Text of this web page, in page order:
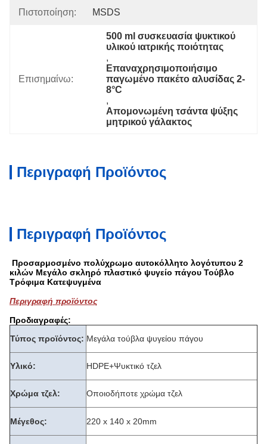
Πιστοποίηση: MSDS
Επισημαίνω:
500 ml συσκευασία ψυκτικού
υλικού ιατρικής ποιότητας
,
Επαναχρησιμοποιήσιμο
παγωμένο πακέτο αλυσίδας 2-
8°C
,
Απομονωμένη τσάντα ψύξης
μητρικού γάλακτος
Περιγραφή Προϊόντος
Περιγραφή Προϊόντος
Προσαρμοσμένο πολύχρωμο αυτοκόλλητο λογότυπου 2
κιλών Μεγάλο σκληρό πλαστικό ψυγείο πάγου Τούβλο
Τρόφιμα Κατεψυγμένα
Περιγραφή προϊόντος
Προδιαγραφές:
Τύπος προϊόντος: Μεγάλα τούβλα ψυγείου πάγου
Υλικό: HDPE+Ψυκτικό τζελ
Χρώμα τζελ: Οποιοδήποτε χρώμα τζελ
Μέγεθος: 220 x 140 x 20mm